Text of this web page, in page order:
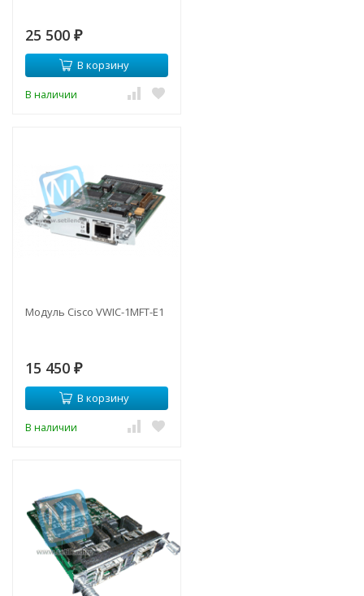
25 500 ₽
В корзину
В наличии
Модуль Cisco VWIC-1MFT-E1
15 450 ₽
В корзину
В наличии